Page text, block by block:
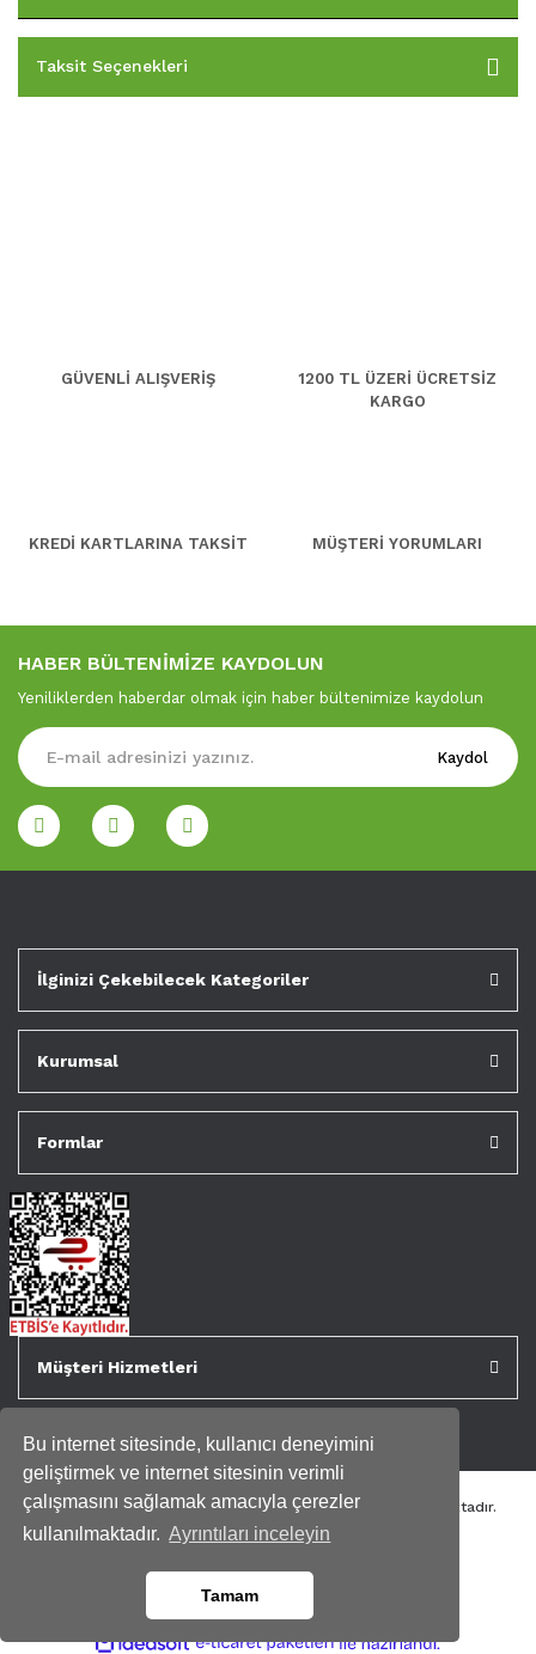
Bu internet sitesinde, kullanıcı deneyimini
geliştirmek ve internet sitesinin verimli
çalışmasını sağlamak amacıyla çerezler
kullanılmaktadır. Ayrıntıları inceleyin
Tamam
Taksit Seçenekleri
GÜVENLİ ALIŞVERİŞ
1200 TL ÜZERİ ÜCRETSİZ
KARGO
KREDİ KARTLARINA TAKSİT MÜŞTERİ YORUMLARI
HABER BÜLTENİMİZE KAYDOLUN
Yeniliklerden haberdar olmak için haber bültenimize kaydolun
Kaydol
İlginizi Çekebilecek Kategoriler
Kurumsal
Formlar
Müşteri Hizmetleri
Tüm kredi kartı bilgileriniz 256bit SSL Sertifikası ile korunmaktadır.
Genispencere.com Tüm Hakları Saklıdır.
ideasoft e- ile